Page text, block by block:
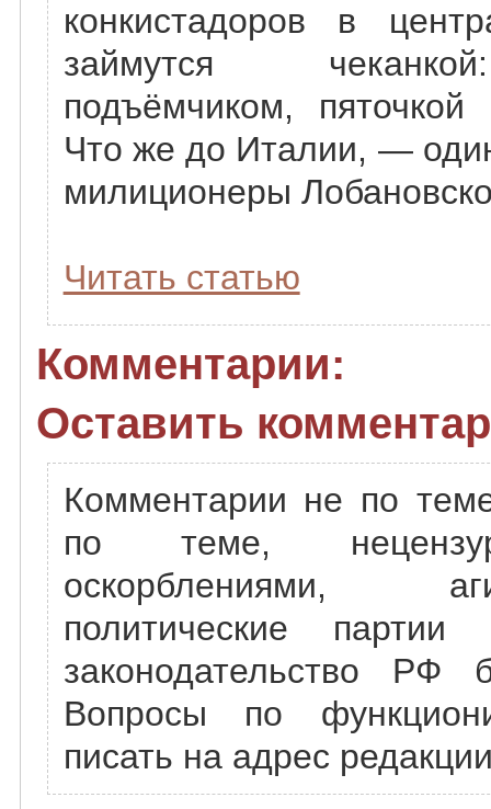
конкистадоров в
займутся
подъёмчиком,
Что же до Италии, —
милиционеры
Читать статью
Комментарии:
Оставить
Комментарии не по
по теме,
оскорблениями,
политические
законодательство РФ
Вопросы по
писать на адрес